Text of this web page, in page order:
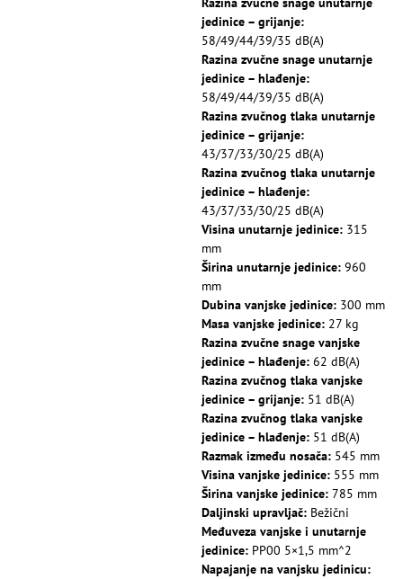
jedinice – grijanje:
58/49/44/39/35 dB(A)
Razina zvučne snage unutarnje
jedinice – hlađenje:
58/49/44/39/35 dB(A)
Razina zvučnog tlaka unutarnje
jedinice – grijanje:
43/37/33/30/25 dB(A)
Razina zvučnog tlaka unutarnje
jedinice – hlađenje:
43/37/33/30/25 dB(A)
Visina unutarnje jedinice: 315
mm
Širina unutarnje jedinice: 960
mm
Dubina vanjske jedinice: 300 mm
Masa vanjske jedinice: 27 kg
Razina zvučne snage vanjske
jedinice – hlađenje: 62 dB(A)
Razina zvučnog tlaka vanjske
jedinice – grijanje: 51 dB(A)
Razina zvučnog tlaka vanjske
jedinice – hlađenje: 51 dB(A)
Razmak između nosača: 545 mm
Visina vanjske jedinice: 555 mm
Širina vanjske jedinice: 785 mm
Daljinski upravljač: Bežični
Međuveza vanjske i unutarnje
jedinice: PP00 5×1,5 mm^2
Napajanje na vanjsku jedinicu: